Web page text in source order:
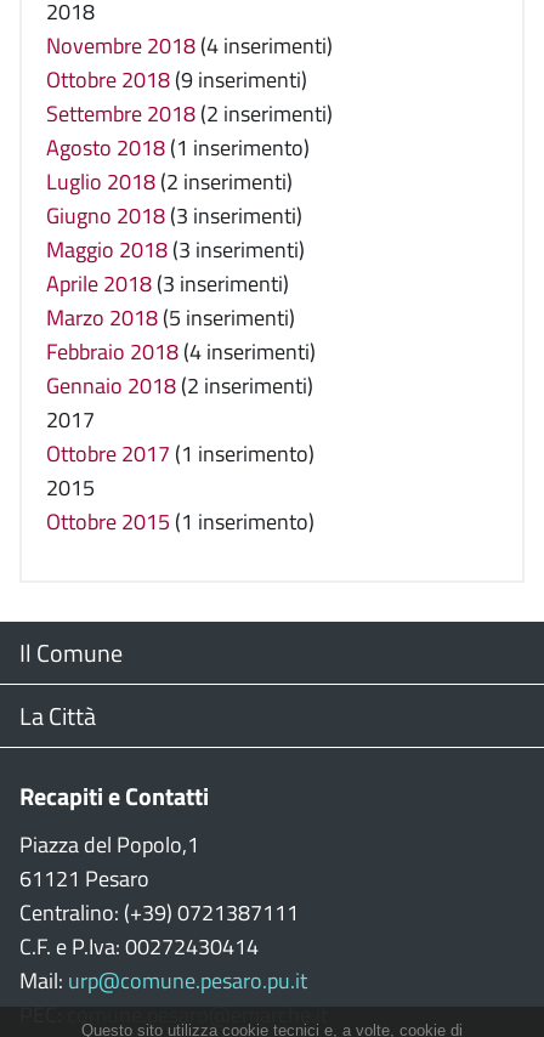
2018
Novembre 2018(4 inserimenti)
Ottobre 2018(9 inserimenti)
Settembre 2018(2 inserimenti)
Agosto 2018(1 inserimento)
Luglio 2018(2 inserimenti)
Giugno 2018(3 inserimenti)
Maggio 2018(3 inserimenti)
Aprile 2018(3 inserimenti)
Marzo 2018(5 inserimenti)
Febbraio 2018(4 inserimenti)
Gennaio 2018(2 inserimenti)
2017
Ottobre 2017 (1 inserimento)
2015
Ottobre 2015 (1 inserimento)
Menu
Footer
Il Comune
Il Sindaco
Consiglio Comunale
CON
Garante persone con disabilità
Richiesta sale e patrocinio
La Città
Stradario
WiFi
Città della Musica
Città della Bicicletta
Recapiti e Contatti
Piazza del Popolo,1
61121 Pesaro
Centralino: (+39) 0721387111
C.F. e P.Iva: 00272430414
Mail: urp@comune.pesaro.pu.it
PEC:comune.pesaro@emarche.it
Questo sito utilizza cookie tecnici e, a volte, cookie di